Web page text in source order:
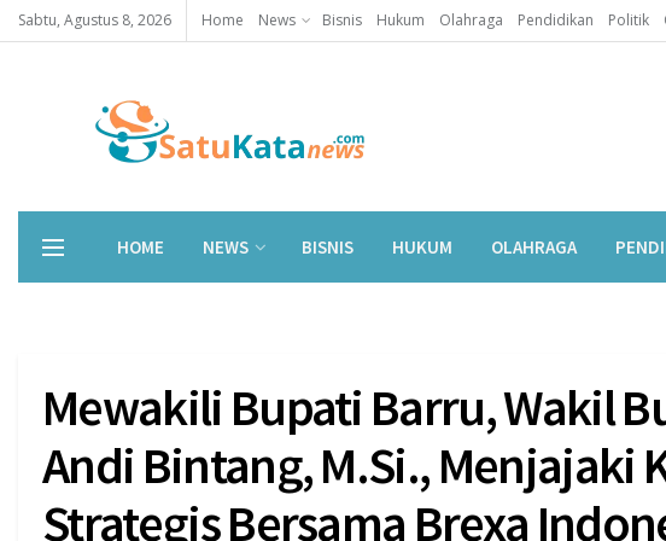
Sabtu, Agustus 8, 2026 Home News Bisnis Hukum Olahraga Pendidikan Politik
HOME NEWS BISNIS HUKUM OLAHRAGA
Mewakili Bupati Barru, Wakil
Andi Bintang, M.Si., Menjajaki
Strategis Bersama Brexa